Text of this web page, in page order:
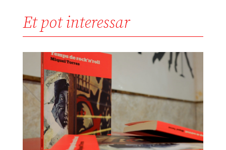
Et pot interessar